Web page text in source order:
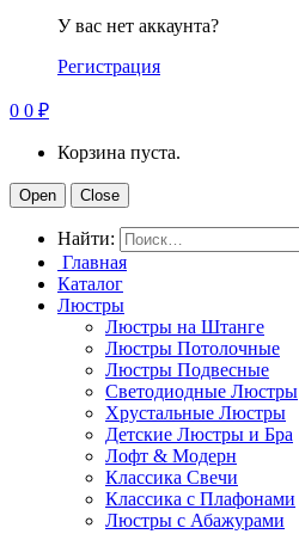
У вас нет аккаунта?
Регистрация
0 0 ₽
Корзина пуста.
Open Close
Найти:
Главная
Каталог
Люстры
Люстры на Штанге
Люстры Потолочные
Люстры Подвесные
Светодиодные Люстры
Хрустальные Люстры
Детские Люстры и Бра
Лофт & Модерн
Классика Свечи
Классика с Плафонами
Люстры с Абажурами